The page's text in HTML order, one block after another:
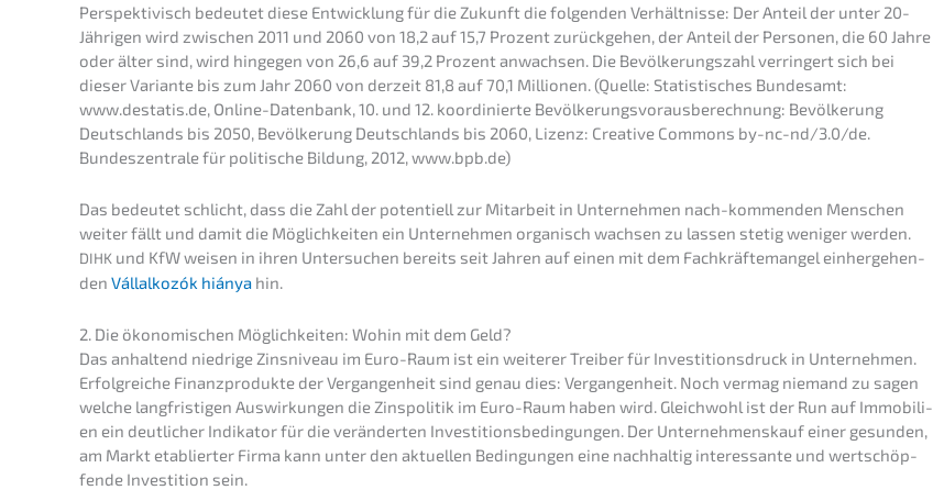
Perspek­ti­visch bedeu­tet diese Entwick­lung für die Zukunft die folgen­den Verhält­nis­se: Der Anteil der unter 20-
Jähri­gen wird zwischen 2011 und 2060 von 18,2 auf 15,7 Prozent zurück­ge­hen, der Anteil der Perso­nen, die 60 Jahre
oder älter sind, wird hinge­gen von 26,6 auf 39,2 Prozent anwach­sen. Die Bevöl­ke­rungs­zahl verrin­gert sich bei
dieser Varian­te bis zum Jahr 2060 von derzeit 81,8 auf 70,1 Millio­nen. (Quelle: Statis­ti­sches Bundes­amt:
www.destatis.de, Online-Daten­bank, 10. und 12. koordi­nier­te Bevöl­ke­rungs­vor­aus­be­rech­nung: Bevöl­ke­rung
Deutsch­lands bis 2050, Bevöl­ke­rung Deutsch­lands bis 2060, Lizenz: Creati­ve Commons by-nc-nd/3.0/de.
Bundes­zen­tra­le für politi­sche Bildung, 2012, www.bpb.de)
Das bedeu­tet schlicht, dass die Zahl der poten­ti­ell zur Mitar­beit in Unter­neh­men nach-kommen­den Menschen
weiter fällt und damit die Möglich­kei­ten ein Unter­neh­men organisch wachsen zu lassen stetig weniger werden.
DIHK und KfW weisen in ihren Unter­su­chen bereits seit Jahren auf einen mit dem Fachkräf­te­man­gel einher­ge­hen­
den Vállal­ko­zók hiánya hin.
2. Die ökono­mi­schen Möglich­kei­ten: Wohin mit dem Geld?
Das anhal­tend niedri­ge Zinsni­veau im Euro-Raum ist ein weite­rer Treiber für Inves­ti­ti­ons­druck in Unter­neh­men.
Erfolg­rei­che Finanz­pro­duk­te der Vergan­gen­heit sind genau dies: Vergan­gen­heit. Noch vermag niemand zu sagen
welche langfris­ti­gen Auswir­kun­gen die Zinspo­li­tik im Euro-Raum haben wird. Gleich­wohl ist der Run auf Immobi­li­
en ein deutli­cher Indika­tor für die verän­der­ten Inves­ti­ti­ons­be­din­gun­gen. Der Unter­nehmens­kauf einer gesun­den,
am Markt etablier­ter Firma kann unter den aktuel­len Bedin­gun­gen eine nachhal­tig inter­es­san­te und wertschöp­
fen­de Inves­ti­ti­on sein.